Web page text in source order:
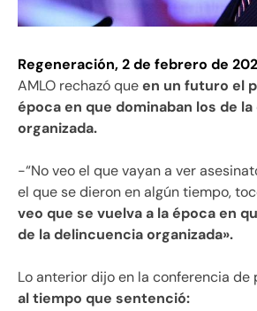
Regeneración, 2 de febrero de
AMLO rechazó queen un futuro el
época en que dominaban los de
organizada.
-“No veo el que vayan a ver
el que se dieron en algún tiempo,
veo que se vuelva a la época en
de la delincuencia organizada».
Lo anterior dijo en la conferencia de
al tiempo que sentenció: